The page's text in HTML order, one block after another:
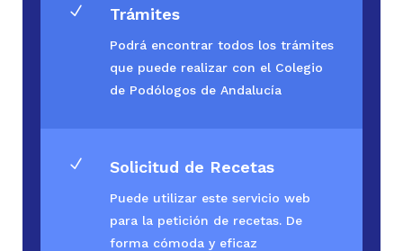
N Trámites
Podrá encontrar todos los trámites
que puede realizar con el Colegio
de Podólogos de Andalucía
N Solicitud de Recetas
Puede utilizar este servicio web
para la petición de recetas. De
forma cómoda y eficaz